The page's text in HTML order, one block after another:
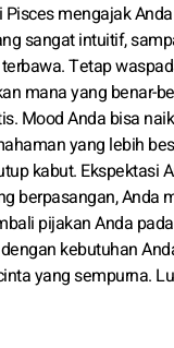
Pisces mengajak
sangat intuitif,
Tetap
mana yang benar-
Mood Anda bisa
yang lebih
kabut. Ekspektasi
berpasangan, Anda
pijakan Anda
kebutuhan
yang sempurna.